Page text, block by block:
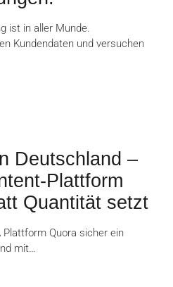
ist in aller Munde.
Kundendaten und versuchen
Deutschland –
Plattform
Quantität setzt
Plattform Quora sicher ein
mit…